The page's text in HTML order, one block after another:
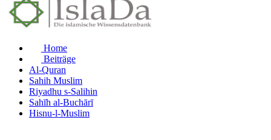
Home
Beiträge
Al-Quran
Sahih Muslim
Riyadhu s-Salihin
Sahīh al-Buchārī
Hisnu-l-Muslim